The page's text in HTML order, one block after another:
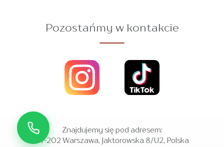
Pozostańmy w kontakcie
Znajdujemy się pod adresem:
01-202 Warszawa, Jaktorowska 8/U2, Polska